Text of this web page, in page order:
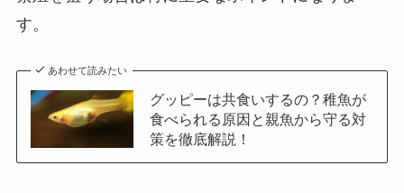
す。
あわせて読みたい
グッピーは共食いするの？稚魚が
食べられる原因と親魚から守る対
策を徹底解説！